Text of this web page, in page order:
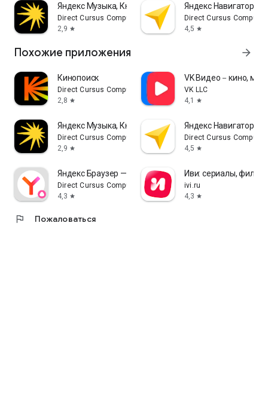
Яндекс Музыка, Книги, Подкасты
Direct Cursus Computer Systems Trading LLC
2,9 star
Яндекс Навигатор
Direct Cursus
4,5 star
Похожие приложения arrow_forward
Кинопоиск
Direct Cursus Computer Systems Trading LLC
2,8 star
VK Видео－кино,
VK LLC
4,1
star
Яндекс Музыка, Книги, Подкасты
Direct Cursus Computer Systems Trading LLC
2,9 star
Яндекс Навигатор
Direct Cursus
4,5 star
Яндекс Браузер — с Алисой AI
Direct Cursus Computer Systems Trading LLC
4,3 star
Иви: сериалы,
ivi.ru
4,3 star
flag Пожаловаться